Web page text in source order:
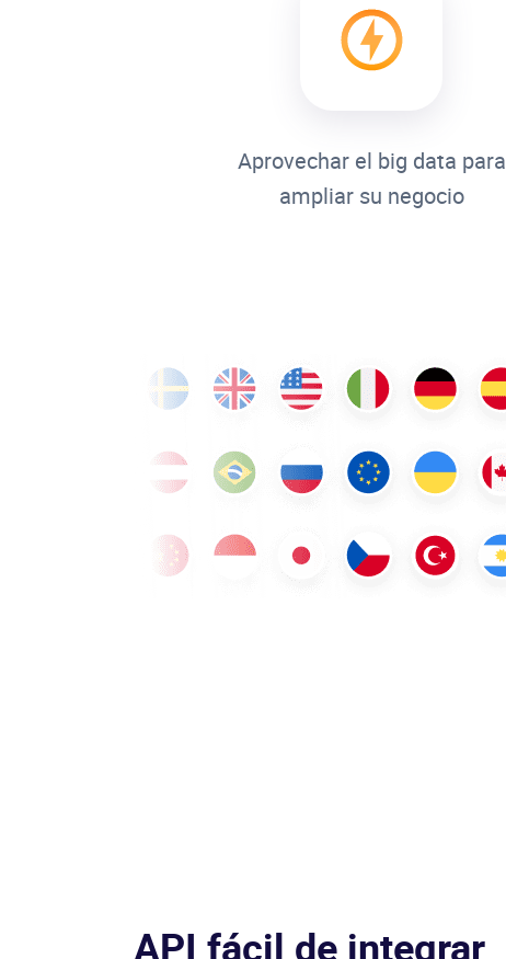
Aprovechar el big data para
ampliar su negocio
API fácil de integrar